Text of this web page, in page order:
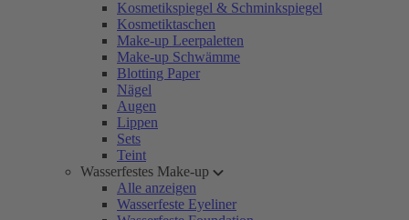
Kosmetikspiegel & Schminkspiegel
Kosmetiktaschen
Make-up Leerpaletten
Make-up Schwämme
Blotting Paper
Nägel
Augen
Lippen
Sets
Teint
Wasserfestes Make-up
Alle anzeigen
Wasserfeste Eyeliner